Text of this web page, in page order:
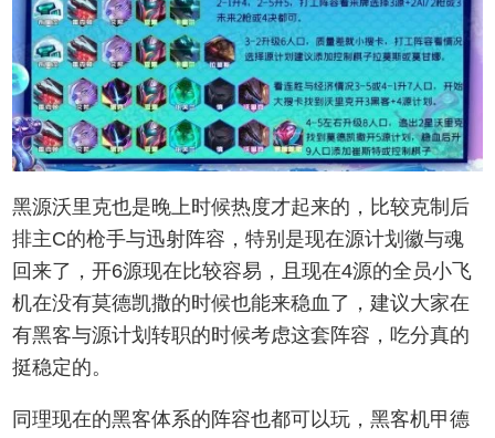
黑源沃里克也是晚上时候热度才起来的，比较克制后
排主C的枪手与迅射阵容，特别是现在源计划徽与魂
回来了，开6源现在比较容易，且现在4源的全员小飞
机在没有莫德凯撒的时候也能来稳血了，建议大家在
有黑客与源计划转职的时候考虑这套阵容，吃分真的
挺稳定的。
同理现在的黑客体系的阵容也都可以玩，黑客机甲德